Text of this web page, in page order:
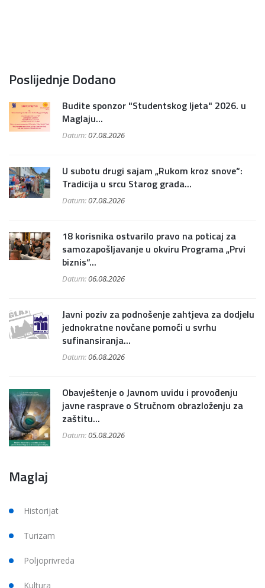
Poslijednje Dodano
Budite sponzor "Studentskog ljeta" 2026. u
Maglaju...
Datum:07.08.2026
U subotu drugi sajam „Rukom kroz snove“:
Tradicija u srcu Starog grada...
Datum:07.08.2026
18 korisnika ostvarilo pravo na poticaj za
samozapošljavanje u okviru Programa „Prvi
biznis“...
Datum:06.08.2026
Javni poziv za podnošenje zahtjeva za dodjelu
jednokratne novčane pomoći u svrhu
sufinansiranja...
Datum:06.08.2026
Obavještenje o Javnom uvidu i provođenju
javne rasprave o Stručnom obrazloženju za
zaštitu...
Datum:05.08.2026
Maglaj
Historijat
Turizam
Poljoprivreda
Kultura